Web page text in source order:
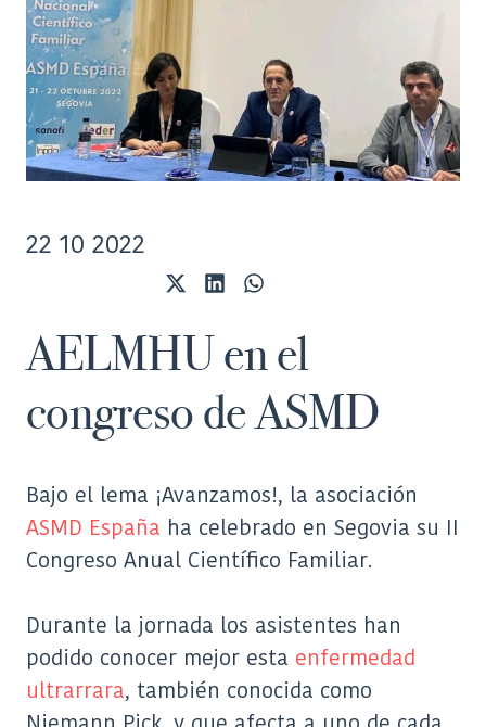
22 10 2022
Compartir
(Twitter)
CompartirCompartir
AELMHU en el
congreso de ASMD
Bajo el lema ¡Avanzamos!, la asociación
ASMD España ha celebrado en Segovia su II
Congreso Anual Científico Familiar.
Durante la jornada los asistentes han
podido conocer mejor esta enfermedad
ultrarrara, también conocida como